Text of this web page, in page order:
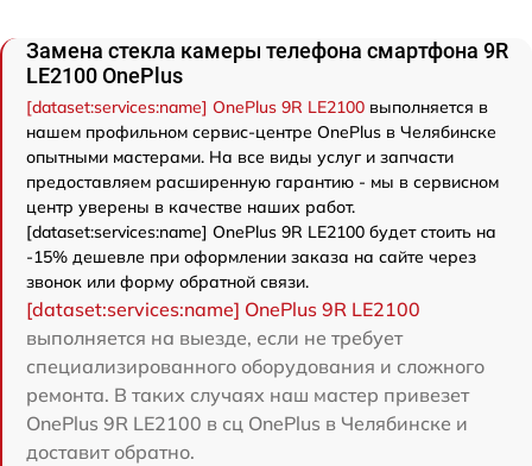
Замена стекла камеры телефона смартфона 9R
LE2100 OnePlus
[dataset:services:name] OnePlus 9R LE2100 выполняется в
нашем профильном сервис-центре OnePlus в Челябинске
опытными мастерами. На все виды услуг и запчасти
предоставляем расширенную гарантию - мы в сервисном
центр уверены в качестве наших работ.
[dataset:services:name] OnePlus 9R LE2100 будет стоить на
-15% дешевле при оформлении заказа на сайте через
звонок или форму обратной связи.
[dataset:services:name] OnePlus 9R LE2100
выполняется на выезде, если не требует
специализированного оборудования и сложного
ремонта. В таких случаях наш мастер привезет
OnePlus 9R LE2100 в сц OnePlus в Челябинске и
доставит обратно.